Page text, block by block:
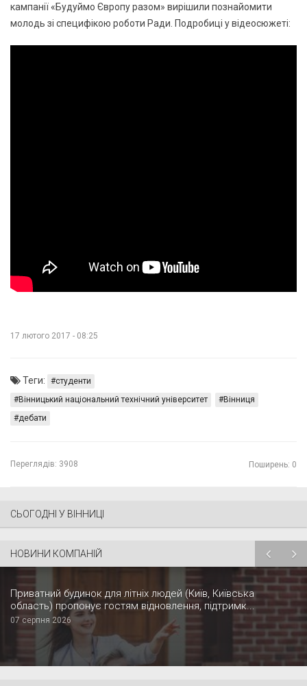
кампанії «Будуймо Європу разом» вирішили познайомити
молодь зі специфікою роботи Ради. Подробиці у відеосюжеті:
17 лютого 2017 - 08:25
Теги:
студенти
Вінницький національний технічний університет
Вінниця
дебати
Переглядів: 3908 Поширень: 0
СЬОГОДНІ У ВІННИЦІ
НОВИНИ КОМПАНІЙ
Приватний будинок для літніх людей (Київ, Київська
область) пропонує гостям відновлення, підтримк...
07 серпня 2026